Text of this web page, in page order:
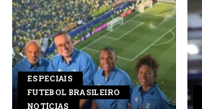
ESPECIAIS
FUTEBOL BRASILEIRO
NOTÍCIAS